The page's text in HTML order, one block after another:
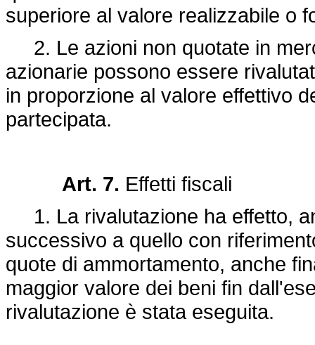
superiore al valore realizzabile o
2. Le azioni non quotate in
azionarie possono essere
in proporzione al valore effettivo
partecipata.
Art. 7. Effetti fiscali
1. La rivalutazione ha effetto,
successivo a quello con
quote di ammortamento, anche
maggior valore dei beni fin
rivalutazione è stata eseguita.